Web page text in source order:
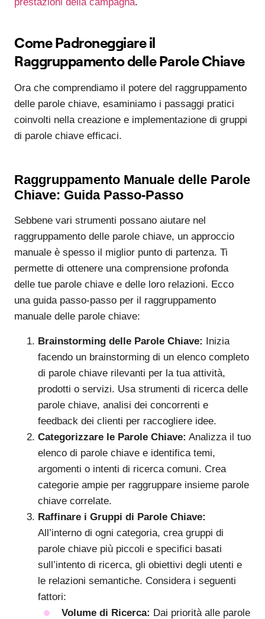
prestazioni della campagna.
Come Padroneggiare il
Raggruppamento delle Parole Chiave
Ora che comprendiamo il potere del raggruppamento
delle parole chiave, esaminiamo i passaggi pratici
coinvolti nella creazione e implementazione di gruppi
di parole chiave efficaci.
Raggruppamento Manuale delle Parole
Chiave: Guida Passo-Passo
Sebbene vari strumenti possano aiutare nel
raggruppamento delle parole chiave, un approccio
manuale è spesso il miglior punto di partenza. Ti
permette di ottenere una comprensione profonda
delle tue parole chiave e delle loro relazioni. Ecco
una guida passo-passo per il raggruppamento
manuale delle parole chiave:
Brainstorming delle Parole Chiave: Inizia
facendo un brainstorming di un elenco completo
di parole chiave rilevanti per la tua attività,
prodotti o servizi. Usa strumenti di ricerca delle
parole chiave, analisi dei concorrenti e
feedback dei clienti per raccogliere idee.
Categorizzare le Parole Chiave: Analizza il tuo
elenco di parole chiave e identifica temi,
argomenti o intenti di ricerca comuni. Crea
categorie ampie per raggruppare insieme parole
chiave correlate.
Raffinare i Gruppi di Parole Chiave:
All’interno di ogni categoria, crea gruppi di
parole chiave più piccoli e specifici basati
sull’intento di ricerca, gli obiettivi degli utenti e
le relazioni semantiche. Considera i seguenti
fattori:
Volume di Ricerca: Dai priorità alle parole